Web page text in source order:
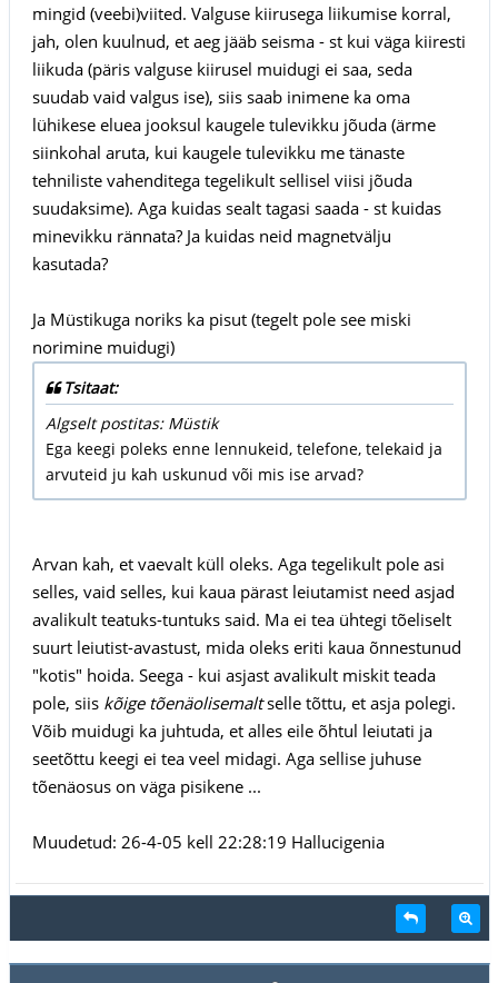
mingid (veebi)viited. Valguse kiirusega liikumise korral,
jah, olen kuulnud, et aeg jääb seisma - st kui väga kiiresti
liikuda (päris valguse kiirusel muidugi ei saa, seda
suudab vaid valgus ise), siis saab inimene ka oma
lühikese eluea jooksul kaugele tulevikku jõuda (ärme
siinkohal aruta, kui kaugele tulevikku me tänaste
tehniliste vahenditega tegelikult sellisel viisi jõuda
suudaksime). Aga kuidas sealt tagasi saada - st kuidas
minevikku rännata? Ja kuidas neid magnetvälju
kasutada?
Ja Müstikuga noriks ka pisut (tegelt pole see miski
norimine muidugi)
Tsitaat:
Algselt postitas: Müstik
Ega keegi poleks enne lennukeid, telefone, telekaid ja
arvuteid ju kah uskunud või mis ise arvad?
Arvan kah, et vaevalt küll oleks. Aga tegelikult pole asi
selles, vaid selles, kui kaua pärast leiutamist need asjad
avalikult teatuks-tuntuks said. Ma ei tea ühtegi tõeliselt
suurt leiutist-avastust, mida oleks eriti kaua õnnestunud
"kotis" hoida. Seega - kui asjast avalikult miskit teada
pole, siis kõige tõenäolisemaltselle tõttu, et asja polegi.
Võib muidugi ka juhtuda, et alles eile õhtul leiutati ja
seetõttu keegi ei tea veel midagi. Aga sellise juhuse
tõenäosus on väga pisikene ...
Muudetud: 26-4-05 kell 22:28:19 Hallucigenia